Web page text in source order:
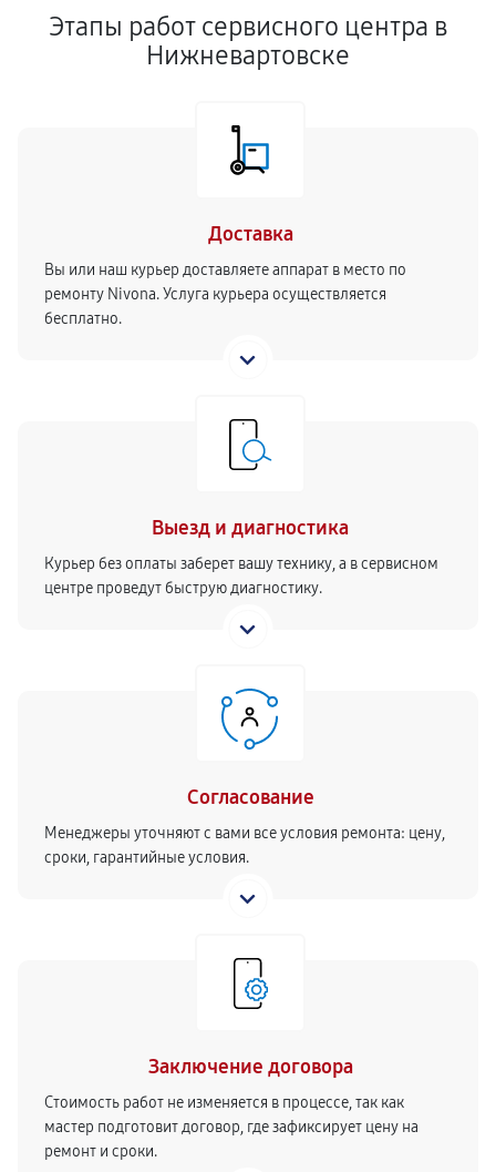
Этапы работ сервисного центра в
Нижневартовске
Доставка
Вы или наш курьер доставляете аппарат в место по
ремонту Nivona. Услуга курьера осуществляется
бесплатно.
Выезд и диагностика
Курьер без оплаты заберет вашу технику, а в сервисном
центре проведут быструю диагностику.
Согласование
Менеджеры уточняют с вами все условия ремонта: цену,
сроки, гарантийные условия.
Заключение договора
Стоимость работ не изменяется в процессе, так как
мастер подготовит договор, где зафиксирует цену на
ремонт и сроки.